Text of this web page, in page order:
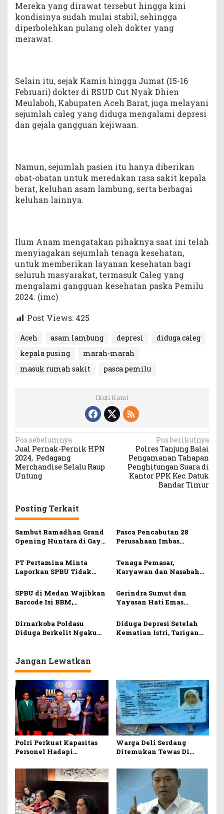
Mereka yang dirawat tersebut hingga kini
kondisinya sudah mulai stabil, sehingga
diperbolehkan pulang oleh dokter yang
merawat.
Selain itu, sejak Kamis hingga Jumat (15-16
Februari) dokter di RSUD Cut Nyak Dhien
Meulaboh, Kabupaten Aceh Barat, juga melayani
sejumlah caleg yang diduga mengalami depresi
dan gejala gangguan kejiwaan.
Namun, sejumlah pasien itu hanya diberikan
obat-obatan untuk meredakan rasa sakit kepala
berat, keluhan asam lambung, serta berbagai
keluhan lainnya.
Ilum Anam mengatakan pihaknya saat ini telah
menyiagakan sejumlah tenaga kesehatan,
untuk memberikan layanan kesehatan bagi
seluruh masyarakat, termasuk Caleg yang
mengalami gangguan kesehatan paska Pemilu
2024. (imc)
Post Views: 425
Aceh asam lambung depresi
diduga caleg
kepala pusing
marah-marah
masuk rumah sakit
pasca pemilu
Ikuti Kami
N
a
v
i
a
s
i
o
Pos sebelumnya
Jual Pernak-Pernik HPN
2024, Pedagang
Merchandise Selalu Raup
Untung
Pos berikutnya
Polres Tanjung Balai
Pengamanan Tahapan
Penghitungan Suara di
Kantor PPK Kec. Datuk
Bandar Timur
Posting Terkait
Sambut Ramadhan Grand
Opening Huntara di Gayo
Pasca Pencabutan 28
Perusahaan Imbas
Perusahaan Pengelolaan
Hutan Akan Dikelola PT
Perhutani dan 6
Oleh PT Antam
PT Pertamina Minta
Laporkan SPBU Tidak
Tenaga Pemasar,
Karyawan dan Nasabah
Galang Bantuan
Kemanusiaan Peduli
Bencana Sumut dan Aceh
SPBU di Medan Wajibkan
Barcode Isi BBM,
ESDM Tak Berlaku
Gerindra Sumut dan
Yayasan Hati Emas
Daerah Terdampak
Bencana di 3 Provinsi
Dirnarkoba Poldasu
Diduga Berkelit Ngaku
Simeulue Aceh
Diduga Depresi Setelah
Kematian Istri, Tarigan
Jangan Lewatkan
Polri Perkuat Kapasitas
Personel Hadapi
Scamming
Warga Deli Serdang
Ditemukan Tewas Di